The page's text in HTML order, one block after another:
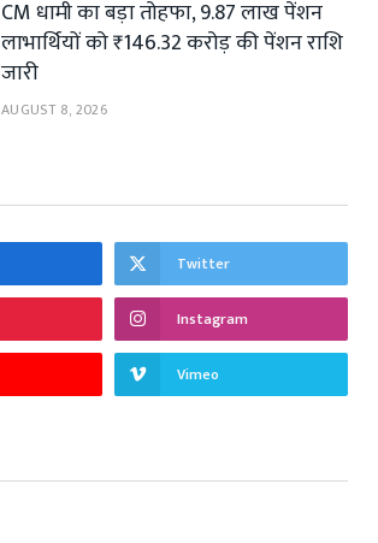
CM धामी का बड़ा तोहफा, 9.87 लाख पेंशन
लाभार्थियों को ₹146.32 करोड़ की पेंशन राशि
जारी
AUGUST 8, 2026
Twitter
Instagram
Vimeo